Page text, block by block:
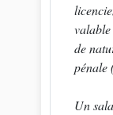
valable
de
pénale
Un